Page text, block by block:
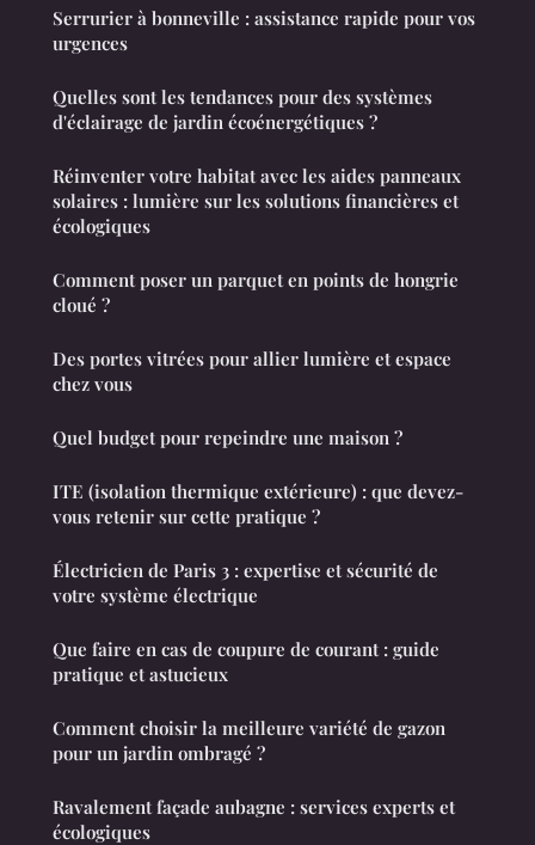
Serrurier à bonneville : assistance rapide pour vos
urgences
Quelles sont les tendances pour des systèmes
d'éclairage de jardin écoénergétiques ?
Réinventer votre habitat avec les aides panneaux
solaires : lumière sur les solutions financières et
écologiques
Comment poser un parquet en points de hongrie
cloué ?
Des portes vitrées pour allier lumière et espace
chez vous
Quel budget pour repeindre une maison ?
ITE (isolation thermique extérieure) : que devez-
vous retenir sur cette pratique ?
Électricien de Paris 3 : expertise et sécurité de
votre système électrique
Que faire en cas de coupure de courant : guide
pratique et astucieux
Comment choisir la meilleure variété de gazon
pour un jardin ombragé ?
Ravalement façade aubagne : services experts et
écologiques